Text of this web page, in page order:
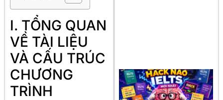
I. TỔNG QUAN
VỀ TÀI LIỆU
VÀ CẤU TRÚC
CHƯƠNG
TRÌNH